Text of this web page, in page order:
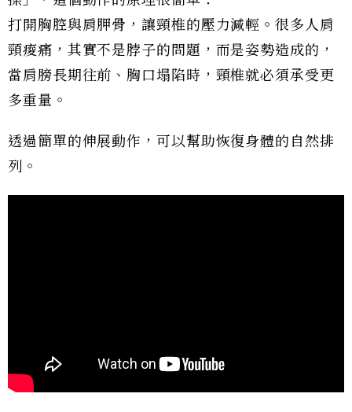
打開胸腔與肩胛骨，讓頸椎的壓力減輕。很多人肩
頸痠痛，其實不是脖子的問題，而是姿勢造成的，
當肩膀長期往前、胸口塌陷時，頸椎就必須承受更
多重量。
透過簡單的伸展動作，可以幫助恢復身體的自然排
列。